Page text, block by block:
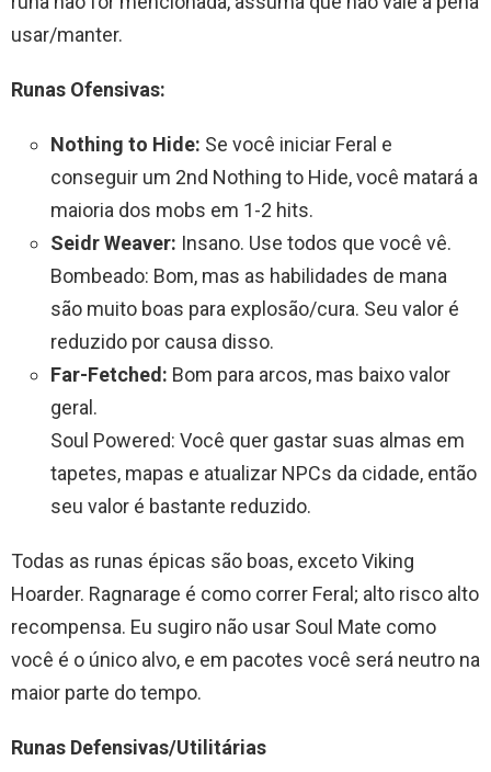
usar/manter.
Runas Ofensivas:
Nothing to Hide: Se você iniciar Feral e
conseguir um 2nd Nothing to Hide, você matará a
maioria dos mobs em 1-2 hits.
Seidr Weaver: Insano. Use todos que você vê.
Bombeado: Bom, mas as habilidades de mana
são muito boas para explosão/cura. Seu valor é
reduzido por causa disso.
Far-Fetched: Bom para arcos, mas baixo valor
geral.
Soul Powered: Você quer gastar suas almas em
tapetes, mapas e atualizar NPCs da cidade, então
seu valor é bastante reduzido.
Todas as runas épicas são boas, exceto Viking
Hoarder. Ragnarage é como correr Feral; alto risco alto
recompensa. Eu sugiro não usar Soul Mate como
você é o único alvo, e em pacotes você será neutro na
maior parte do tempo.
Runas Defensivas/Utilitárias